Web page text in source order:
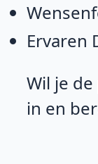
Ervaren
Wil je
in en